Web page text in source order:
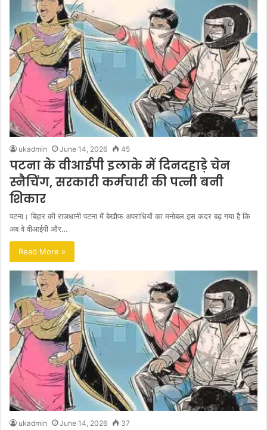
ukadmin June 14, 2026 45
पटना के वीआईपी इलाके में दिनदहाड़े चेन
स्नैचिंग, सरकारी कर्मचारी की पत्नी बनी
शिकार
पटना। बिहार की राजधानी पटना में बेखौफ अपराधियों का मनोबल इस कदर बढ़ गया है कि
अब वे वीआईपी और…
Read More »
ukadmin June 14, 2026 37